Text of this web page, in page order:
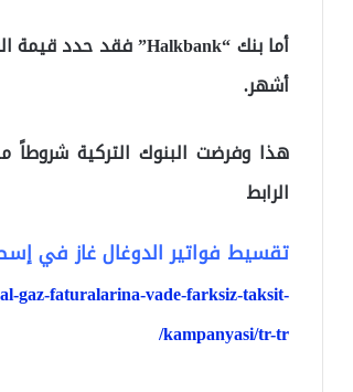
أشهر.
هذا وفرضت البنوك التركية شروطاً
الرابط
تقسيط فواتير الدوغال غاز في
gaz-faturalarina-vade-farksiz-taksit-
kampanyasi/tr-tr/